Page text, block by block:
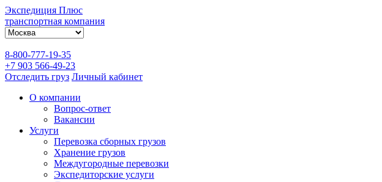
Экспедиция Плюс
транспортная компания
8-800-777-19-35
+7 903 566-49-23
Отследить груз Личный кабинет
О компании
Вопрос-ответ
Вакансии
Услуги
Перевозка сборных грузов
Хранение грузов
Междугородные перевозки
Экспедиторские услуги